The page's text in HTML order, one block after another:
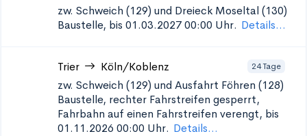
zw. Schweich (129) und Dreieck Moseltal (130)
Baustelle, bis 01.03.2027 00:00 Uhr. Details...
Trier Köln/Koblenz 24 Tage
zw. Schweich (129) und Ausfahrt Föhren (128)
Baustelle, rechter Fahrstreifen gesperrt,
Fahrbahn auf einen Fahrstreifen verengt, bis
01.11.2026 00:00 Uhr. Details...